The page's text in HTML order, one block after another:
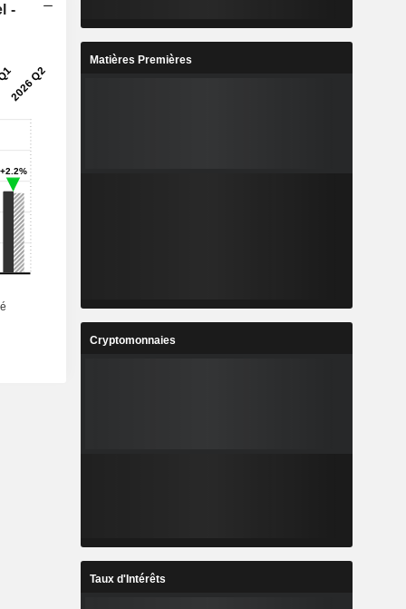
-
Matières Premières
Cryptomonnaies
Taux d'Intérêts